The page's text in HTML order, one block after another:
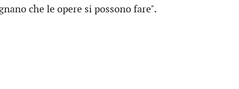
che le opere si possono fare".